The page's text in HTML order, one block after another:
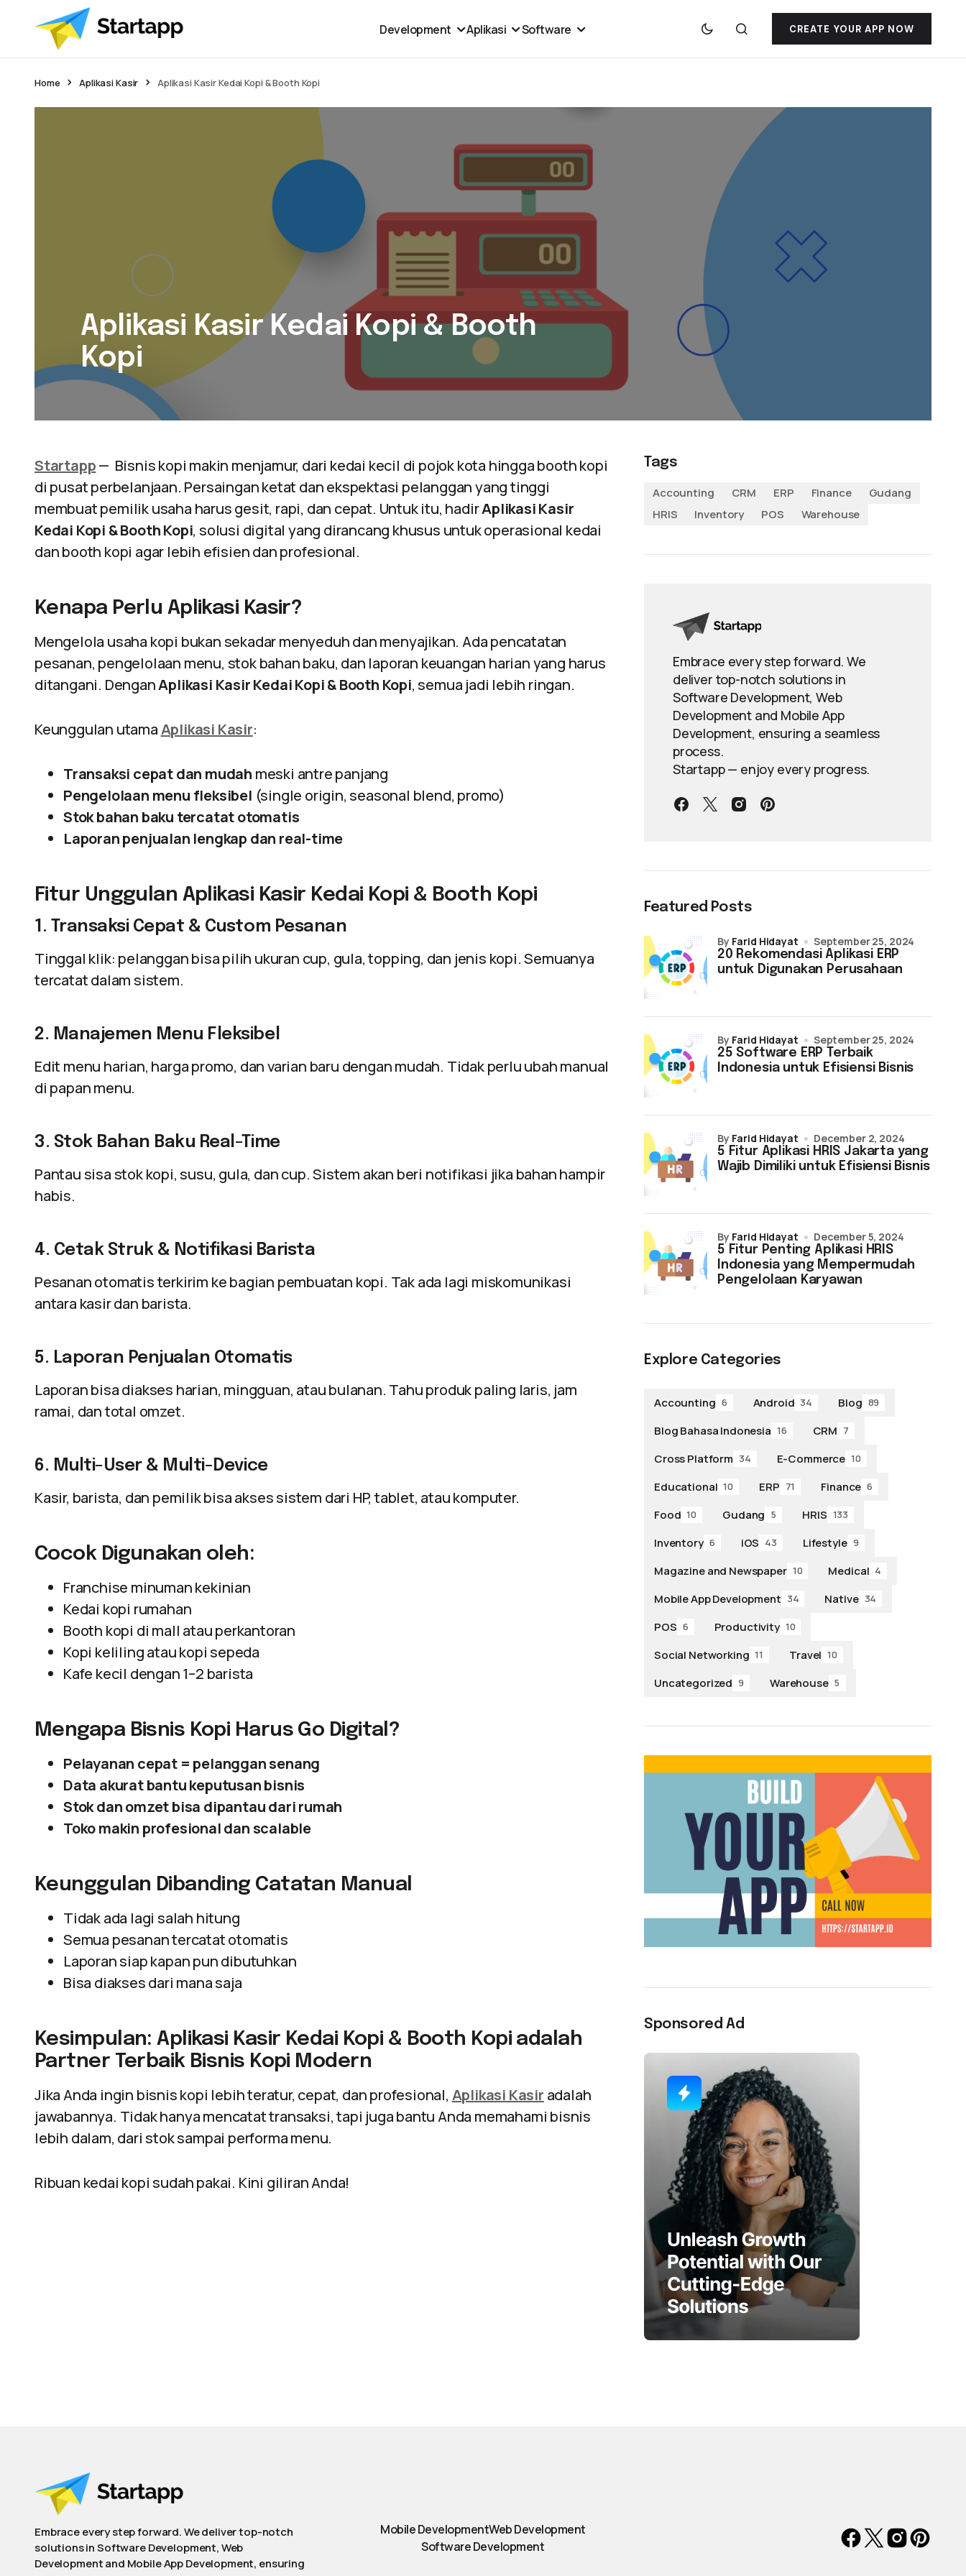
Development Aplikasi Software CREATE YOUR APP NOW
Home Aplikasi Kasir Aplikasi Kasir Kedai Kopi & Booth Kopi
Aplikasi Kasir Kedai Kopi & Booth
Kopi
Startapp— Bisnis kopi makin menjamur, dari kedai kecil di pojok kota hingga booth kopi
di pusat perbelanjaan. Persaingan ketat dan ekspektasi pelanggan yang tinggi
membuat pemilik usaha harus gesit, rapi, dan cepat. Untuk itu, hadirAplikasi Kasir
Kedai Kopi & Booth Kopi, solusi digital yang dirancang khusus untuk operasional kedai
dan booth kopi agar lebih efisien dan profesional.
Kenapa Perlu Aplikasi Kasir?
Mengelola usaha kopi bukan sekadar menyeduh dan menyajikan. Ada pencatatan
pesanan, pengelolaan menu, stok bahan baku, dan laporan keuangan harian yang harus
ditangani. DenganAplikasi Kasir Kedai Kopi & Booth Kopi, semua jadi lebih ringan.
Keunggulan utamaAplikasi Kasir:
Transaksi cepat dan mudah meski antre panjang
Pengelolaan menu fleksibel (single origin, seasonal blend, promo)
Stok bahan baku tercatat otomatis
Laporan penjualan lengkap dan real-time
Fitur Unggulan Aplikasi Kasir Kedai Kopi & Booth Kopi
1. Transaksi Cepat & Custom Pesanan
Tinggal klik: pelanggan bisa pilih ukuran cup, gula, topping, dan jenis kopi. Semuanya
tercatat dalam sistem.
2. Manajemen Menu Fleksibel
Edit menu harian, harga promo, dan varian baru dengan mudah. Tidak perlu ubah manual
di papan menu.
3. Stok Bahan Baku Real-Time
Pantau sisa stok kopi, susu, gula, dan cup. Sistem akan beri notifikasi jika bahan hampir
habis.
4. Cetak Struk & Notifikasi Barista
Pesanan otomatis terkirim ke bagian pembuatan kopi. Tak ada lagi miskomunikasi
antara kasir dan barista.
5. Laporan Penjualan Otomatis
Laporan bisa diakses harian, mingguan, atau bulanan. Tahu produk paling laris, jam
ramai, dan total omzet.
6. Multi-User & Multi-Device
Kasir, barista, dan pemilik bisa akses sistem dari HP, tablet, atau komputer.
Cocok Digunakan oleh:
Franchise minuman kekinian
Kedai kopi rumahan
Booth kopi di mall atau perkantoran
Kopi keliling atau kopi sepeda
Kafe kecil dengan 1–2 barista
Mengapa Bisnis Kopi Harus Go Digital?
Pelayanan cepat = pelanggan senang
Data akurat bantu keputusan bisnis
Stok dan omzet bisa dipantau dari rumah
Toko makin profesional dan scalable
Keunggulan Dibanding Catatan Manual
Tidak ada lagi salah hitung
Semua pesanan tercatat otomatis
Laporan siap kapan pun dibutuhkan
Bisa diakses dari mana saja
Kesimpulan: Aplikasi Kasir Kedai Kopi & Booth Kopi adalah
Partner Terbaik Bisnis Kopi Modern
Jika Anda ingin bisnis kopi lebih teratur, cepat, dan profesional, Aplikasi Kasir adalah
jawabannya. Tidak hanya mencatat transaksi, tapi juga bantu Anda memahami bisnis
lebih dalam, dari stok sampai performa menu.
Ribuan kedai kopi sudah pakai. Kini giliran Anda!
Tags
Accounting
CRM ERP Finance
Gudang
HRIS
Inventory POS Warehouse
Embrace every step forward. We
deliver top-notch solutions in
Software Development, Web
Development and Mobile App
Development, ensuring a seamless
process.
Startapp — enjoy every progress.
Featured Posts
20 Rekomendasi Aplikasi ERP
untuk Digunakan Perusahaan
by Farid Hidayat September 25, 2024
25 Software ERP Terbaik
Indonesia untuk Efisiensi Bisnis
by Farid Hidayat September 25, 2024
5 Fitur Aplikasi HRIS Jakarta yang
Wajib Dimiliki untuk Efisiensi Bisnis
by Farid Hidayat December 2, 2024
5 Fitur Penting Aplikasi HRIS
Indonesia yang Mempermudah
Pengelolaan Karyawan
by Farid Hidayat December 5, 2024
Explore Categories
Accounting 6 Android 34 Blog 89
Blog Bahasa Indonesia 16 CRM 7
Cross Platform 34 E-Commerce 10
Educational 10 ERP 71 Finance 6
Food 10 Gudang 5 HRIS 133
Inventory 6 iOS 43 Lifestyle 9
Magazine and Newspaper 10 Medical 4
Mobile App Development 34 Native 34
POS 6 Productivity 10
Social Networking 11 Travel 10
Uncategorized 9 Warehouse 5
Sponsored Ad
Embrace every step forward. We deliver top-notch
solutions in Software Development, Web
Development and Mobile App Development, ensuring
Mobile DevelopmentWeb Development
Software Development